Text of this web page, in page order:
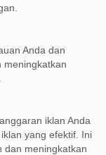
Anda dan
meningkatkan
iklan Anda
yang efektif. Ini
dan meningkatkan